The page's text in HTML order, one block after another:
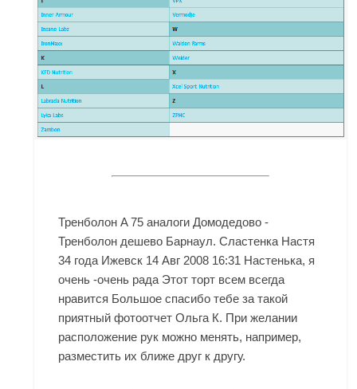
Тренболон A 75 аналоги Домодедово -
Тренболон дешево Барнаул. Сластенка Настя
34 года Ижевск 14 Авг 2008 16:31 Настенька, я
очень -очень рада Этот торт всем всегда
нравится Большое спасибо тебе за такой
приятный фотоотчет Ольга К. При желании
расположение рук можно менять, например,
разместить их ближе друг к другу.